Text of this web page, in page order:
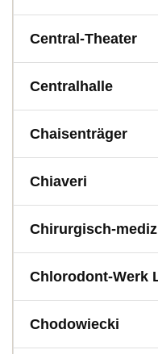
Central-Theater
Centralhalle
Chaisenträger
Chiaveri
Chirurgisch-
Chlorodont-Werk
Chodowiecki